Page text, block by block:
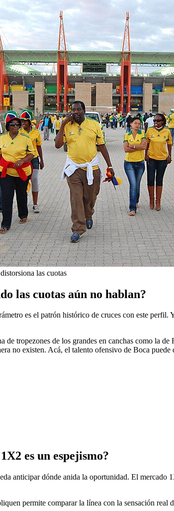
las cuotas
las cuotas aún no hablan?
es el patrón histórico de cruces con este
tropezones de los grandes en canchas como la
no existen. Acá, el talento ofensivo de Boca
es un espejismo?
anticipar dónde anida la oportunidad. El
permite comparar la línea con la sensación